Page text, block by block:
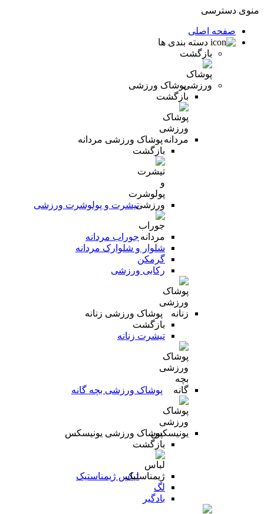
منوی دسترسی
صفحه اصلی
دسته بندی ها
بازگشت
پوشاک ورزشی
بازگشت
پوشاک ورزشی مردانه
بازگشت
تیشرت و پولوشرت ورزشی
جوراب مردانه
شلوار و شلوارک مردانه
گرمکن
رکابی ورزشی
پوشاک ورزشی زنانه
بازگشت
تیشرت زنانه
پوشاک ورزشی بچه گانه
پوشاک ورزشی یونیسکس
بازگشت
لباس ژیمناستیک
لگ
بادگیر